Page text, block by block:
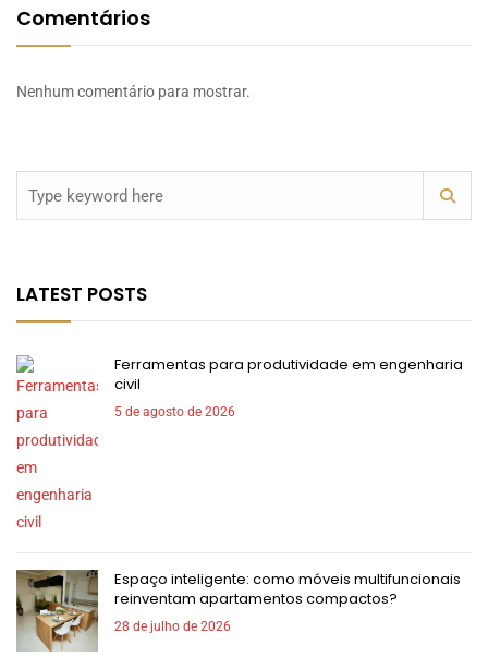
Comentários
Nenhum comentário para mostrar.
LATEST POSTS
Ferramentas para produtividade em engenharia
civil
5 de agosto de 2026
Espaço inteligente: como móveis multifuncionais
reinventam apartamentos compactos?
28 de julho de 2026